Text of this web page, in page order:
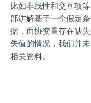
比如非线性和交互项
部讲解基于一个假定
据，而协变量存在缺
失值的情况，我们并
相关资料。